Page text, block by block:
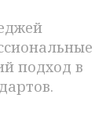
подход в